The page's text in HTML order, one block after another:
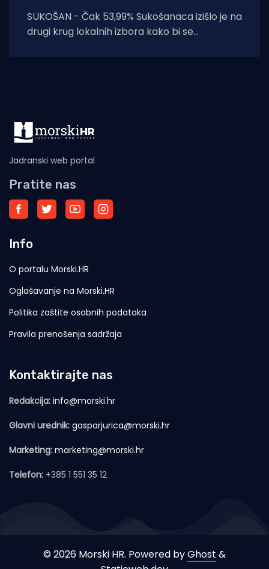
SUKOŠAN - Čak 53,99% Sukošanaca izišlo je na
drugi krug lokalnih izbora kako bi se
Jadranski web portal
Pratite nas
Info
O portalu Morski.HR
Oglašavanje na Morski.HR
Politika zaštite osobnih podataka
Pravila prenošenja sadržaja
Kontaktirajte nas
Redakcija: info@morski.hr
Glavni urednik: gasparjurica@morski.hr
Marketing: marketing@morski.hr
Telefon: +385 1 551 35 12
© 2026 Morski HR. Powered byGhost &